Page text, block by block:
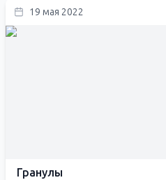
19 мая 2022
Гранулы